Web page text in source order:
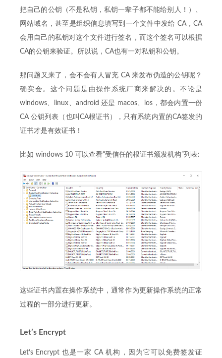
把自己的公钥（不是私钥，私钥一辈子都不能给别人！）、
网站域名，甚至是组织信息填写到一个文件中发给 CA，CA
会用自己的私钥对这个文件进行签名，而这个签名可以根据
CA的公钥来验证。所以说，CA也有一对私钥和公钥。
那问题又来了，会不会有人冒充 CA 来发布伪造的公钥呢？
确实会。这个问题是由操作系统厂商来解决的。不论是
windows、linux、android 还是 macos、ios，都会内置一份
CA 公钥列表（也叫CA根证书），只有系统内置的CA签发的
证书才是有效证书！
比如 windows 10 可以查看“受信任的根证书颁发机构”列表:
这些证书内置在操作系统中，通常作为更新操作系统的正常
过程的一部分进行更新。
Let’s Encrypt
Let’s Encrypt 也是一家 CA 机构，因为它可以免费签发证